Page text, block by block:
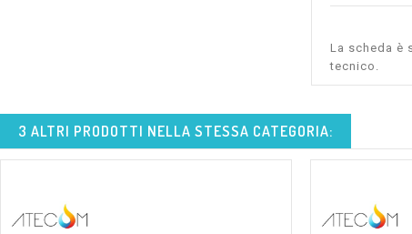
La scheda è
tecnico.
3 ALTRI PRODOTTI NELLA STESSA CATEGORIA: